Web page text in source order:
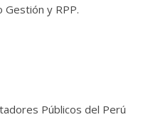
y RPP.
Públicos del Perú